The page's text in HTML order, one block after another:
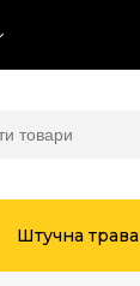
Штучна трава